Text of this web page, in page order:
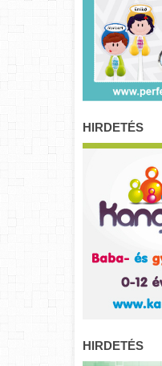
HIRDETÉS
HIRDETÉS